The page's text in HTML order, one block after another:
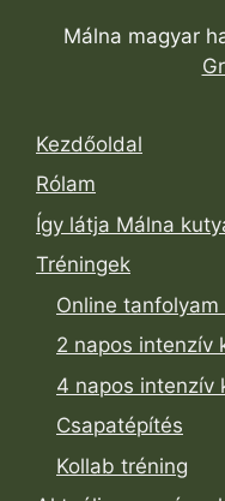
Málna magyar
Kezdőoldal
Rólam
Így látja Málna
Tréningek
Online
2 napos intenzív
4 napos intenzív
Csapatépítés
Kollab tréning